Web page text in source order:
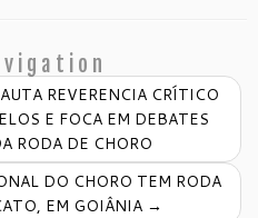
REVERENCIA CRÍTICO
E FOCA EM DEBATES
RODA DE CHORO
DO CHORO TEM RODA
EM GOIÂNIA →